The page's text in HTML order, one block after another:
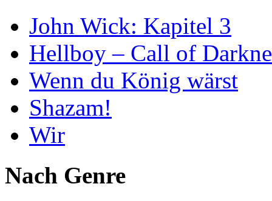
John Wick: Kapitel 3
Hellboy – Call of
Wenn du König wärst
Shazam!
Wir
Nach Genre